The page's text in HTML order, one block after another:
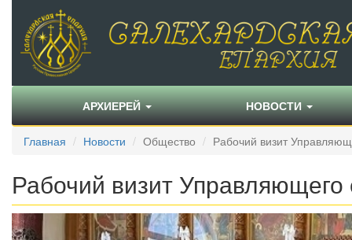
АРХИЕРЕЙ НОВОСТИ
Главная Новости Общество Рабочий визит
Рабочий визит